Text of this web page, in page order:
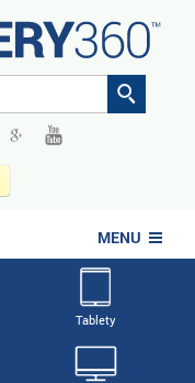
MENU
Tablety